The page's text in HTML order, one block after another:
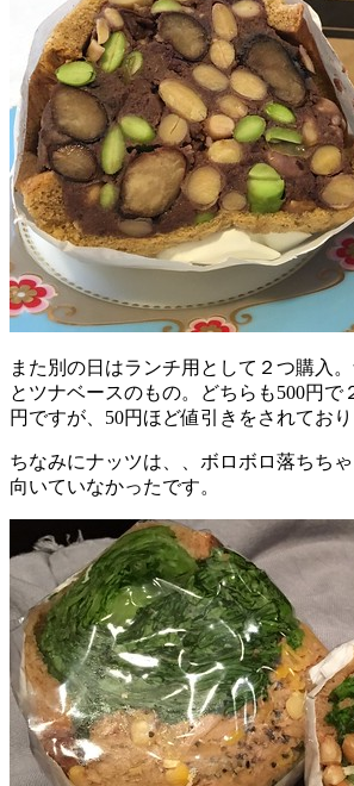
また別の日はランチ用として２つ購入
とツナベースのもの。どちらも500円で
円ですが、50円ほど値引きをされており
ちなみにナッツは、、ボロボロ落ちち
向いていなかったです。